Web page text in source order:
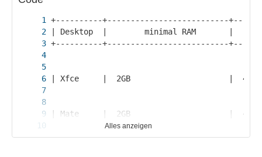
Alles anzeigen